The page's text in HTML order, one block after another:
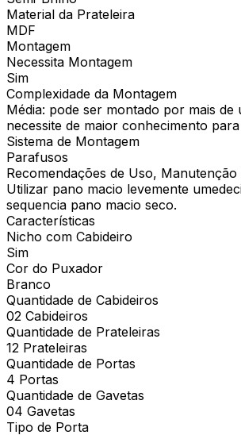
Material da Prateleira
MDF
Montagem
Necessita Montagem
Sim
Complexidade da Montagem
Média: pode ser montado por mais de
necessite de maior conhecimento
Sistema de Montagem
Parafusos
Recomendações de Uso, Manutenção
Utilizar pano macio levemente
sequencia pano macio seco.
Características
Nicho com Cabideiro
Sim
Cor do Puxador
Branco
Quantidade de Cabideiros
02 Cabideiros
Quantidade de Prateleiras
12 Prateleiras
Quantidade de Portas
4 Portas
Quantidade de Gavetas
04 Gavetas
Tipo de Porta